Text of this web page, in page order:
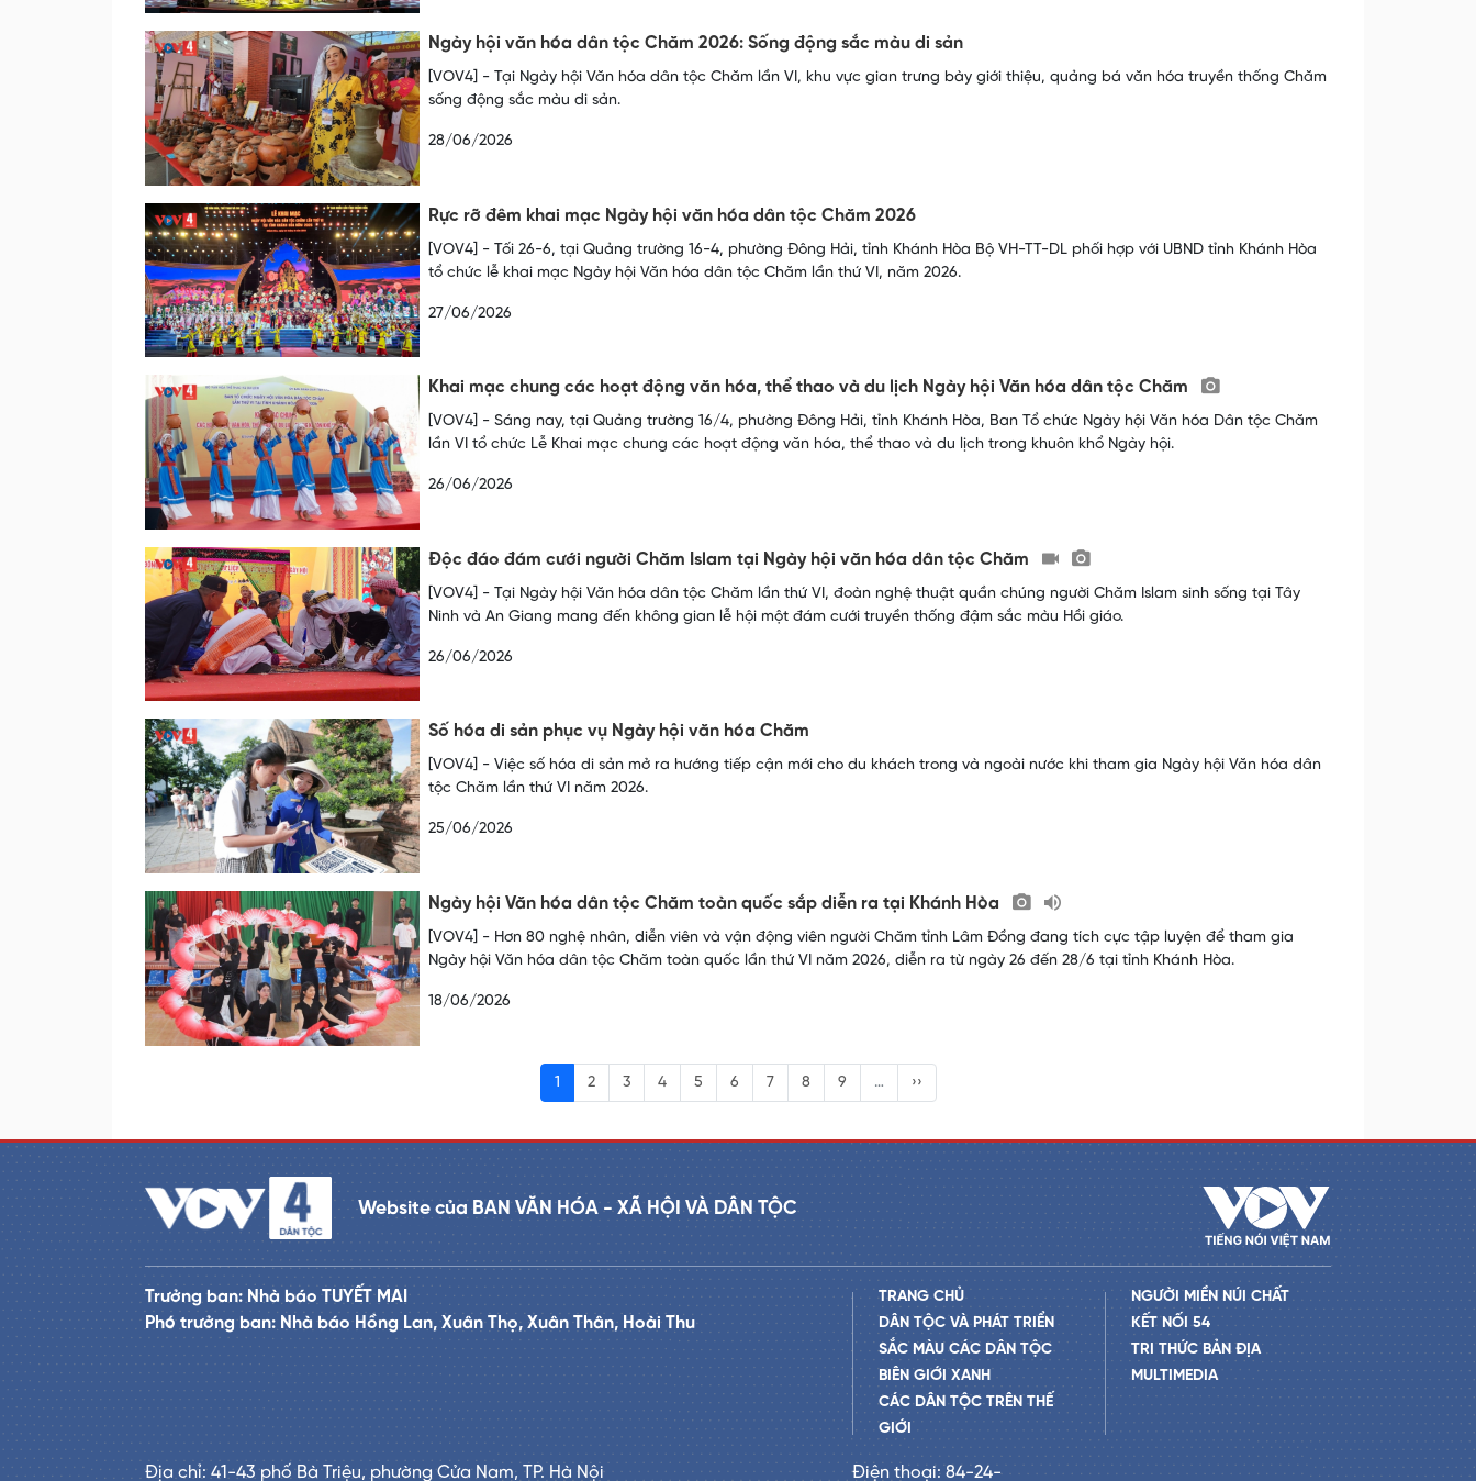
Ngày hội văn hóa dân tộc Chăm 2026: Sống động sắc màu di sản
[VOV4] - Tại Ngày hội Văn hóa dân tộc Chăm lần VI, khu vực gian trưng bày giới thiệu, quảng bá văn hóa truyền thống Chăm
sống động sắc màu di sản.
28/06/2026
Rực rỡ đêm khai mạc Ngày hội văn hóa dân tộc Chăm 2026
[VOV4] - Tối 26-6, tại Quảng trường 16-4, phường Đông Hải, tỉnh Khánh Hòa Bộ VH-TT-DL phối hợp với UBND tỉnh Khánh Hòa
tổ chức lễ khai mạc Ngày hội Văn hóa dân tộc Chăm lần thứ VI, năm 2026.
27/06/2026
Khai mạc chung các hoạt động văn hóa, thể thao và du lịch Ngày hội Văn hóa dân tộc Chăm
[VOV4] - Sáng nay, tại Quảng trường 16/4, phường Đông Hải, tỉnh Khánh Hòa, Ban Tổ chức Ngày hội Văn hóa Dân tộc Chăm
lần VI tổ chức Lễ Khai mạc chung các hoạt động văn hóa, thể thao và du lịch trong khuôn khổ Ngày hội.
26/06/2026
Độc đáo đám cưới người Chăm Islam tại Ngày hội văn hóa dân tộc Chăm
[VOV4] - Tại Ngày hội Văn hóa dân tộc Chăm lần thứ VI, đoàn nghệ thuật quần chúng người Chăm Islam sinh sống tại Tây
Ninh và An Giang mang đến không gian lễ hội một đám cưới truyền thống đậm sắc màu Hồi giáo.
26/06/2026
Số hóa di sản phục vụ Ngày hội văn hóa Chăm
[VOV4] - Việc số hóa di sản mở ra hướng tiếp cận mới cho du khách trong và ngoài nước khi tham gia Ngày hội Văn hóa dân
tộc Chăm lần thứ VI năm 2026.
25/06/2026
Ngày hội Văn hóa dân tộc Chăm toàn quốc sắp diễn ra tại Khánh Hòa
[VOV4] - Hơn 80 nghệ nhân, diễn viên và vận động viên người Chăm tỉnh Lâm Đồng đang tích cực tập luyện để tham gia
Ngày hội Văn hóa dân tộc Chăm toàn quốc lần thứ VI năm 2026, diễn ra từ ngày 26 đến 28/6 tại tỉnh Khánh Hòa.
18/06/2026
1 2 3 4 5 6 7 8 9 … ››
Website của BAN VĂN HÓA - XÃ HỘI VÀ DÂN TỘC
Trưởng ban: Nhà báo TUYẾT MAI
Phó trưởng ban: Nhà báo Hồng Lan, Xuân Thọ, Xuân Thân, Hoài Thu
TRANG CHỦ
DÂN TỘC VÀ PHÁT TRIỂN
SẮC MÀU CÁC DÂN TỘC
BIÊN GIỚI XANH
CÁC DÂN TỘC TRÊN THẾ
GIỚI
NGƯỜI MIỀN NÚI CHẤT
KẾT NỐI 54
TRI THỨC BẢN ĐỊA
MULTIMEDIA
Địa chỉ: 41-43 phố Bà Triệu, phường Cửa Nam, TP. Hà Nội Điện thoại: 84-24-